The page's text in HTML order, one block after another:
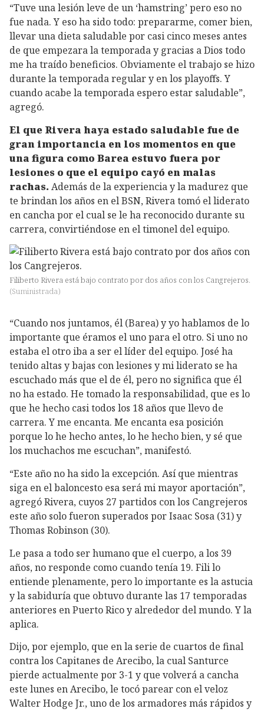
“Tuve una lesión leve de un ‘hamstring’ pero eso no
fue nada. Y eso ha sido todo: prepararme, comer bien,
llevar una dieta saludable por casi cinco meses antes
de que empezara la temporada y gracias a Dios todo
me ha traído beneficios. Obviamente el trabajo se hizo
durante la temporada regular y en los playoffs. Y
cuando acabe la temporada espero estar saludable”,
agregó.
El que Rivera haya estado saludable fue de
gran importancia en los momentos en que
una figura como Barea estuvo fuera por
lesiones o que el equipo cayó en malas
rachas. Además de la experiencia y la madurez que
te brindan los años en el BSN, Rivera tomó el liderato
en cancha por el cual se le ha reconocido durante su
carrera, convirtiéndose en el timonel del equipo.
Filiberto Rivera está bajo contrato por dos años con los Cangrejeros.
(Suministrada)
“Cuando nos juntamos, él (Barea) y yo hablamos de lo
importante que éramos el uno para el otro. Si uno no
estaba el otro iba a ser el líder del equipo. José ha
tenido altas y bajas con lesiones y mi liderato se ha
escuchado más que el de él, pero no significa que él
no ha estado. He tomado la responsabilidad, que es lo
que he hecho casi todos los 18 años que llevo de
carrera. Y me encanta. Me encanta esa posición
porque lo he hecho antes, lo he hecho bien, y sé que
los muchachos me escuchan”, manifestó.
“Este año no ha sido la excepción. Así que mientras
siga en el baloncesto esa será mi mayor aportación”,
agregó Rivera, cuyos 27 partidos con los Cangrejeros
este año solo fueron superados por Isaac Sosa (31) y
Thomas Robinson (30).
Le pasa a todo ser humano que el cuerpo, a los 39
años, no responde como cuando tenía 19. Fili lo
entiende plenamente, pero lo importante es la astucia
y la sabiduría que obtuvo durante las 17 temporadas
anteriores en Puerto Rico y alrededor del mundo. Y la
aplica.
Dijo, por ejemplo, que en la serie de cuartos de final
contra los Capitanes de Arecibo, la cual Santurce
pierde actualmente por 3-1 y que volverá a cancha
este lunes en Arecibo, le tocó parear con el veloz
Walter Hodge Jr., uno de los armadores más rápidos y